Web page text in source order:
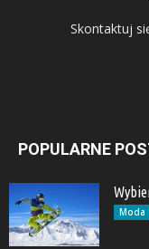
Skontaktuj
POPULARNE
Moda